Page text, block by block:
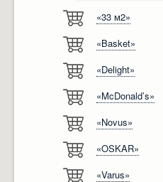
Ліцензії, сертифікати, дипломи
Автоматизація
Модернізація
«33 м2»
«Basket»
«Delight»
«McDonald’s»
«Novus»
«OSKAR»
«Varus»